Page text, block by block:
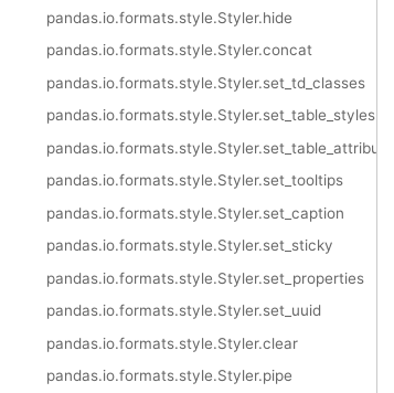
pandas.io.formats.style.Styler.hide
pandas.io.formats.style.Styler.concat
pandas.io.formats.style.Styler.set_td_classes
pandas.io.formats.style.Styler.set_table_styles
pandas.io.formats.style.Styler.set_table_attributes
pandas.io.formats.style.Styler.set_tooltips
pandas.io.formats.style.Styler.set_caption
pandas.io.formats.style.Styler.set_sticky
pandas.io.formats.style.Styler.set_properties
pandas.io.formats.style.Styler.set_uuid
pandas.io.formats.style.Styler.clear
pandas.io.formats.style.Styler.pipe